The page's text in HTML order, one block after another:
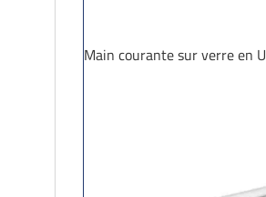
Main courante sur verre en U